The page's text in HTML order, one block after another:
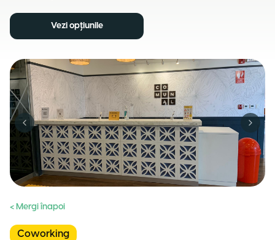
Vezi opțiunile
Previous slide Next
< Mergi înapoi
Coworking